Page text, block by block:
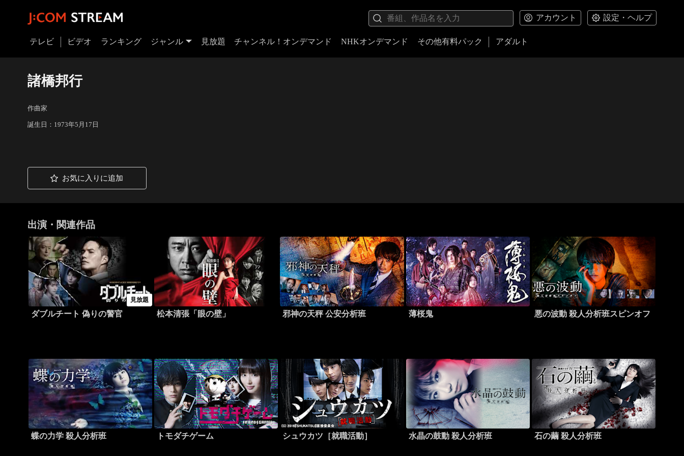
アカウント 設定・ヘルプ
テレビ ビデオ ランキング ジャンル 見放題 チャンネル！オンデマンド NHKオンデマンド その他有料パック アダルト
諸橋邦行
作曲家
誕生日：1973年5月17日
お気に入りに追加
出演・関連作品
見放題
ダブルチート 偽りの警官 松本清張「眼の壁」 邪神の天秤 公安分析班 薄桜鬼 悪の波動 殺人分析班スピンオフ
蝶の力学 殺人分析班 トモダチゲーム シュウカツ［就職活動］ 水晶の鼓動 殺人分析班 石の繭 殺人分析班